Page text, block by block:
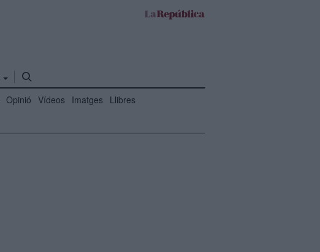
Opinió Vídeos Imatges Llibres